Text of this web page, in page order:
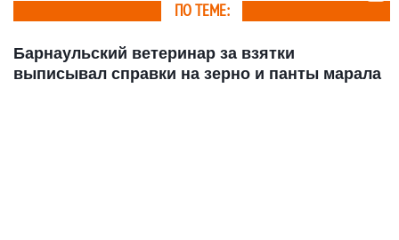
ПО ТЕМЕ:
Барнаульский ветеринар за взятки
выписывал справки на зерно и панты марала